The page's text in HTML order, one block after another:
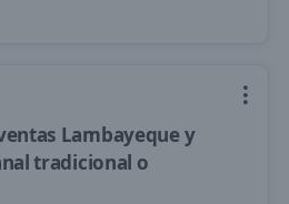
Lambayeque y
tradicional o